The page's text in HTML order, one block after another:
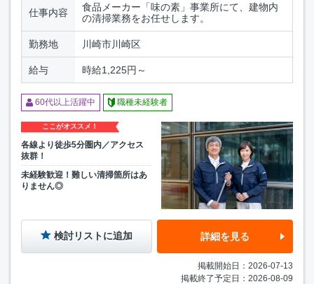
仕事内容
食品メーカー「味の素」事業所にて、建物内
の清掃業務をお任せします。
勤務地 川崎市川崎区
給与 時給1,225円～
60代以上活躍中 職種未経験者
ここがオススメ！
各線より徒歩5分圏内／アクセス
抜群！
未経験歓迎！難しい清掃箇所はあ
りません◎
検討リストに追加 詳細を見る
掲載開始日：2026-07-13
掲載終了予定日：2026-08-09